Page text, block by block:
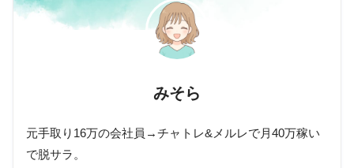
みそら
元手取り16万の会社員→チャトレ&メルレで月40万稼い
で脱サラ。